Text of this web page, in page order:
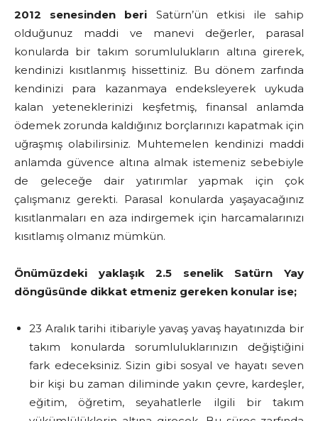
2012 senesinden beri Satürn’ün etkisi ile sahip
olduğunuz maddi ve manevi değerler, parasal
konularda bir takım sorumlulukların altına girerek,
kendinizi kısıtlanmış hissettiniz. Bu dönem zarfında
kendinizi para kazanmaya endeksleyerek uykuda
kalan yeteneklerinizi keşfetmiş, finansal anlamda
ödemek zorunda kaldığınız borçlarınızı kapatmak için
uğraşmış olabilirsiniz. Muhtemelen kendinizi maddi
anlamda güvence altına almak istemeniz sebebiyle
de geleceğe dair yatırımlar yapmak için çok
çalışmanız gerekti. Parasal konularda yaşayacağınız
kısıtlanmaları en aza indirgemek için harcamalarınızı
kısıtlamış olmanız mümkün.
Önümüzdeki yaklaşık 2.5 senelik Satürn Yay
döngüsünde dikkat etmeniz gereken konular ise;
23 Aralık tarihi itibariyle yavaş yavaş hayatınızda bir
takım konularda sorumluluklarınızın değiştiğini
fark edeceksiniz. Sizin gibi sosyal ve hayatı seven
bir kişi bu zaman diliminde yakın çevre, kardeşler,
eğitim, öğretim, seyahatlerle ilgili bir takım